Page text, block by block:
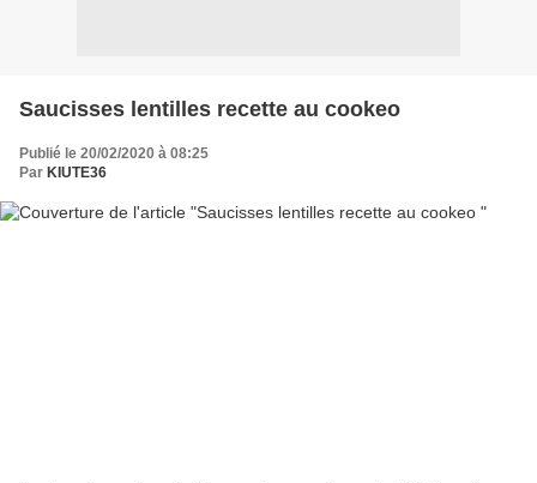
Saucisses lentilles recette au cookeo
Publié le 20/02/2020 à 08:25
Par KIUTE36